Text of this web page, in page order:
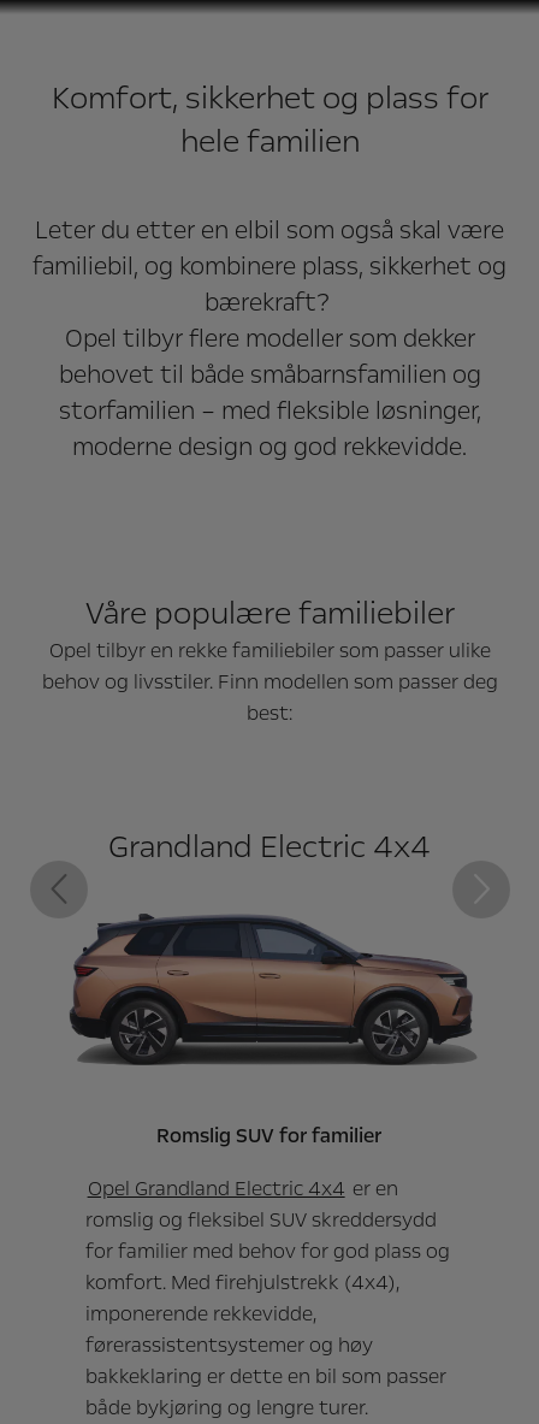
Opel – det beste
valget for elektrisk
familiebil
Komfort, sikkerhet og plass for
hele familien
Leter du etter en elbil som også skal være
familiebil, og kombinere plass, sikkerhet og
bærekraft?
Opel tilbyr flere modeller som dekker
behovet til både småbarnsfamilien og
storfamilien – med fleksible løsninger,
moderne design og god rekkevidde.
Våre populære familiebiler
Opel tilbyr en rekke familiebiler som passer ulike
behov og livsstiler. Finn modellen som passer deg
best:
Tidligere
Grandland Electric 4x4
Romslig SUV for familier
Opel Grandland Electric 4x4 er en
romslig og fleksibel SUV skreddersydd
for familier med behov for god plass og
komfort. Med firehjulstrekk (4x4),
imponerende rekkevidde,
førerassistentsystemer og høy
bakkeklaring er dette en bil som passer
både bykjøring og lengre turer.